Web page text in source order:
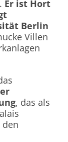
Er ist Hort
Berlin
Villen
, das als
den